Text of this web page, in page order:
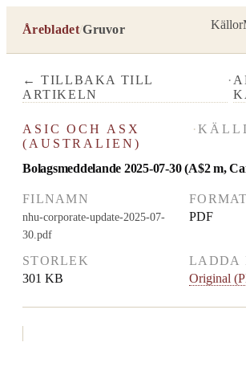
Årebladet/Gruvor Källor
← TILLBAKA TILL
ARTIKELN
·
ASIC OCH ASX
(AUSTRALIEN)
·
Bolagsmeddelande 2025-07-30 (A$2 m,
FILNAMN
nhu-corporate-update-2025-07-
30.pdf
FORMAT
PDF
STORLEK
301 KB
LADDA
Original